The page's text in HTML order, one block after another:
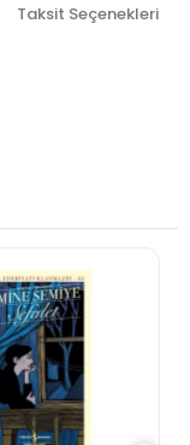
Taksit Seçenekleri